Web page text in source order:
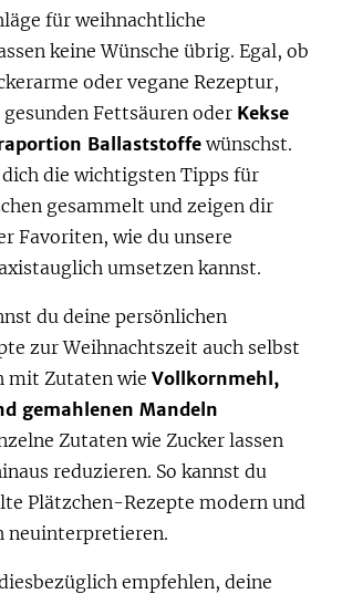
für weihnachtliche
keine Wünsche übrig. Egal, ob
oder vegane Rezeptur,
Fettsäuren oder Kekse
Ballaststoffe wünschst.
die wichtigsten Tipps für
gesammelt und zeigen dir
Favoriten, wie du unsere
umsetzen kannst.
du deine persönlichen
zur Weihnachtszeit auch selbst
mit Zutaten wie Vollkornmehl,
gemahlenen Mandeln
Zutaten wie Zucker lassen
reduzieren. So kannst du
Plätzchen-Rezepte modern und
neuinterpretieren.
empfehlen, deine